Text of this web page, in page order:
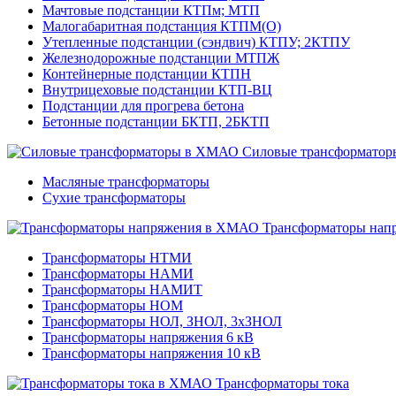
Мачтовые подстанции КТПм; МТП
Малогабаритная подстанция КТПМ(О)
Утепленные подстанции (сэндвич) КТПУ; 2КТПУ
Железнодорожные подстанции МТПЖ
Контейнерные подстанции КТПН
Внутрицеховые подстанции КТП-ВЦ
Подстанции для прогрева бетона
Бетонные подстанции БКТП, 2БКТП
Силовые
Масляные трансформаторы
Сухие трансформаторы
Трансформаторы
Трансформаторы НТМИ
Трансформаторы НАМИ
Трансформаторы НАМИТ
Трансформаторы НОМ
Трансформаторы НОЛ, ЗНОЛ, 3хЗНОЛ
Трансформаторы напряжения 6 кВ
Трансформаторы напряжения 10 кВ
Трансформаторы тока